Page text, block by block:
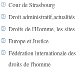
Cour de Strasbourg
Droit administratif,actualités
Droits de l'Homme, les sites
Europe et Justice
Fédération internationale des
droits de l'homme